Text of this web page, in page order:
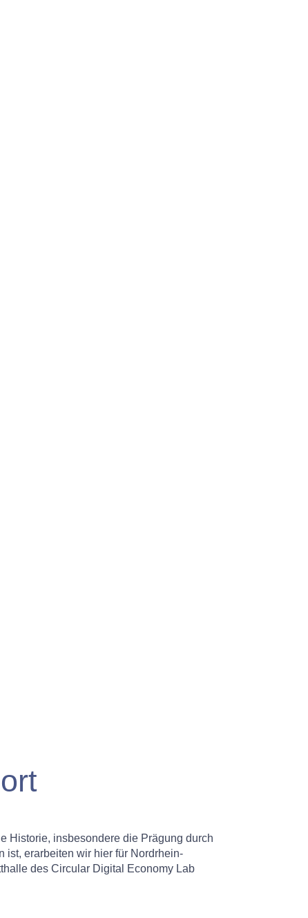
Historie, insbesondere die Prägung durch
ist, erarbeiten wir hier für Nordrhein-
des Circular Digital Economy Lab